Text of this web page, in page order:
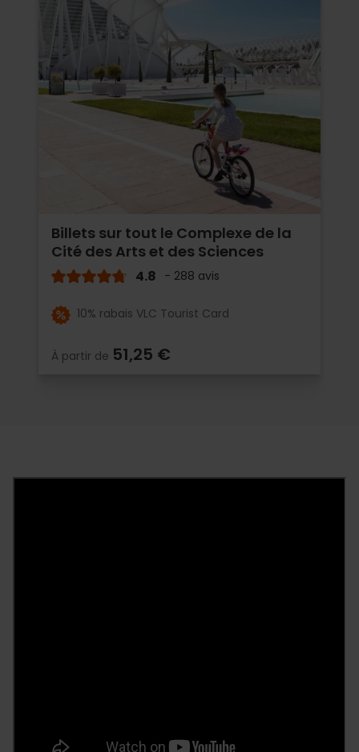
Billets sur tout le Complexe de la
Cité des Arts et des Sciences
4.8 - 288 avis
10% rabais VLC Tourist Card
À partir de 51,25 €